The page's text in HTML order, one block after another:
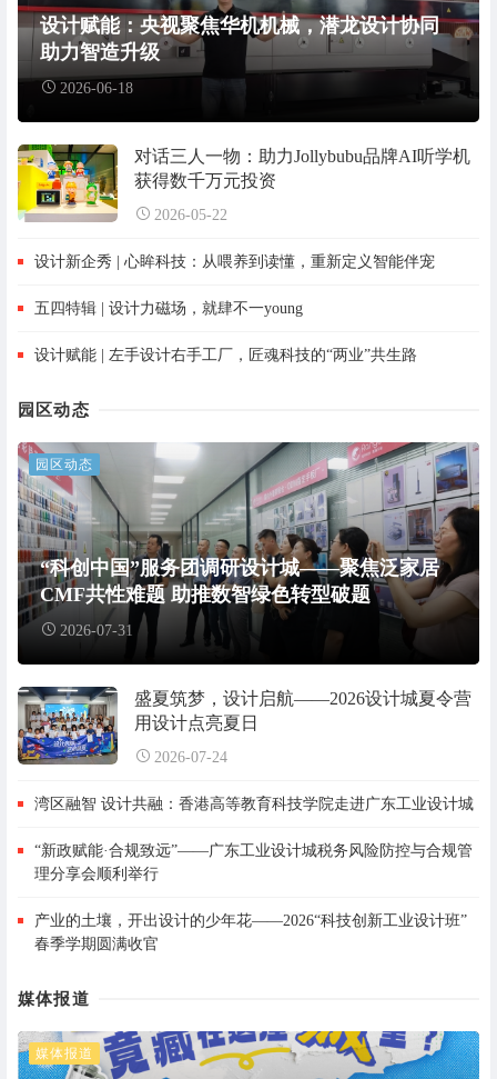
设计赋能：央视聚焦华机机械，潜龙设计协同
助力智造升级
2026-06-18
对话三人一物：助力Jollybubu品牌AI听学机
获得数千万元投资
2026-05-22
设计新企秀 | 心眸科技：从喂养到读懂，重新定义智能伴宠
五四特辑 | 设计力磁场，就肆不一young
设计赋能 | 左手设计右手工厂，匠魂科技的“两业”共生路
园区动态
“科创中国”服务团调研设计城——聚焦泛家居
CMF共性难题 助推数智绿色转型破题
2026-07-31
园区动态
盛夏筑梦，设计启航——2026设计城夏令营
用设计点亮夏日
2026-07-24
湾区融智 设计共融：香港高等教育科技学院走进广东工业设计城
“新政赋能·合规致远”——广东工业设计城税务风险防控与合规管
理分享会顺利举行
产业的土壤，开出设计的少年花——2026“科技创新工业设计班”
春季学期圆满收官
媒体报道
媒体报道